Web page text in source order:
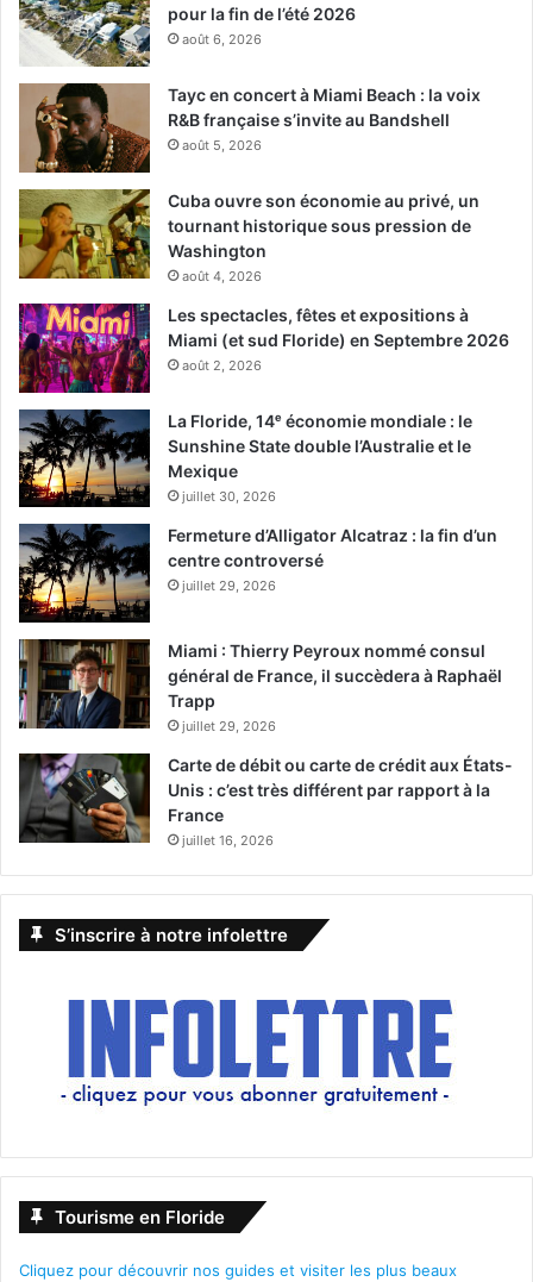
At Eternity’s Gate
moment où il vécut en Arles et Auvers-sur-Oise.
Un film de Julian Schnabel avec Willem Dafoe, Rupert
Friend, Oscar Isaac.
[ot-video type= »youtube »
url= »https://youtu.be/T77PDm3e1iE »]
Le 23 novembre :
Creed 2
lourds Adonis Creed se retrouve face à Viktor Drago, le
Un film de Steven Caple Jr. avec Tessa Thompson,
Sylvester Stallone, Michael B. Jordan, Dolph Lundgren.
Le 23 novembre :
pour la fin de l’été 2026
août 6, 2026
Tayc en concert à Miami Beach : la voix
R&B française s’invite au Bandshell
août 5, 2026
Cuba ouvre son économie au privé, un
tournant historique sous pression de
Washington
août 4, 2026
Les spectacles, fêtes et expositions à
Miami (et sud Floride) en Septembre 2026
août 2, 2026
La Floride, 14ᵉ économie mondiale : le
Sunshine State double l’Australie et le
Mexique
juillet 30, 2026
Fermeture d’Alligator Alcatraz : la fin d’un
centre controversé
juillet 29, 2026
Miami : Thierry Peyroux nommé consul
général de France, il succèdera à Raphaël
Trapp
juillet 29, 2026
Carte de débit ou carte de crédit aux États-
Unis : c’est très différent par rapport à la
France
juillet 16, 2026
S’inscrire à notre infolettre
Tourisme en Floride
Cliquez pour découvrir nos guides et visiter les plus beaux